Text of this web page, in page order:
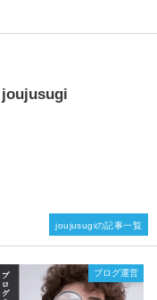
joujusugi
ブログ運営
joujusugiの記事一覧